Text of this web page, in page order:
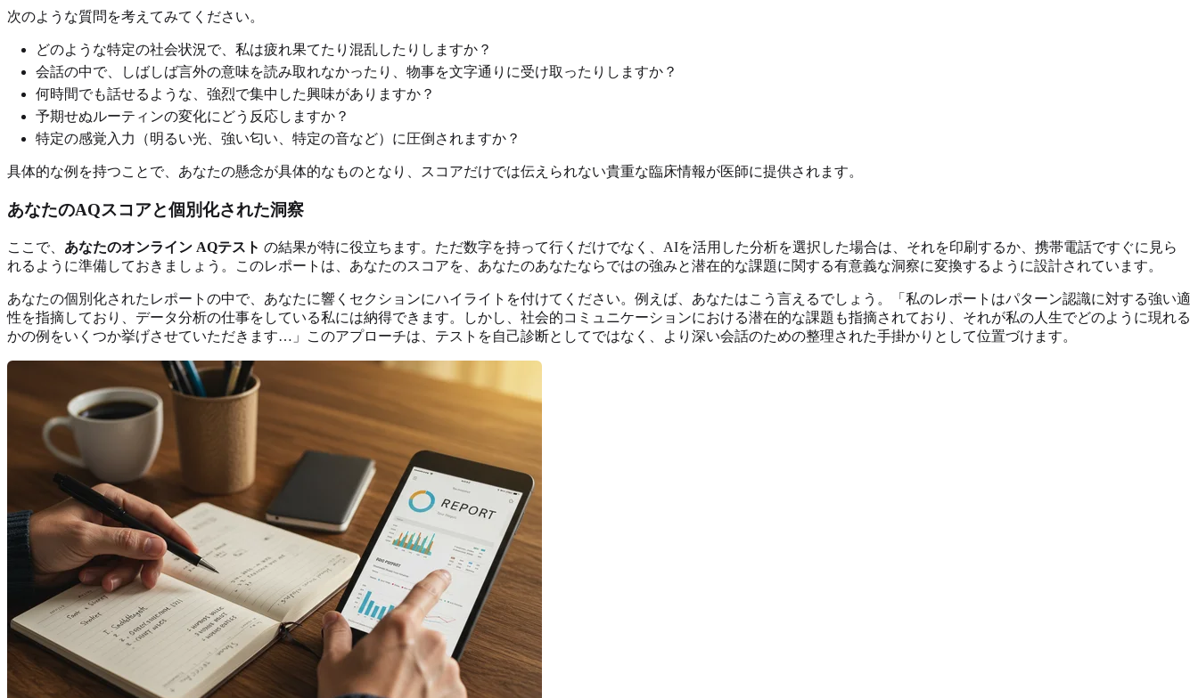
次のような質問を考えてみてください。
どのような特定の社会状況で、私は疲れ果てたり混乱したりしますか？
会話の中で、しばしば言外の意味を読み取れなかったり、物事を文字通りに受け取ったりしますか？
何時間でも話せるような、強烈で集中した興味がありますか？
予期せぬルーティンの変化にどう反応しますか？
特定の感覚入力（明るい光、強い匂い、特定の音など）に圧倒されますか？
具体的な例を持つことで、あなたの懸念が具体的なものとなり、スコアだけでは伝えられない貴重な臨床情報が医師に提供されます。
あなたのAQスコアと個別化された洞察
ここで、 あなたのオンライン AQテスト の結果が特に役立ちます。ただ数字を持って行くだけでなく、AIを活用した分析を選択した場合は、それを印刷するか、携帯電話ですぐに見ら
れるように準備しておきましょう。このレポートは、あなたのスコアを、あなたのあなたならではの強みと潜在的な課題に関する有意義な洞察に変換するように設計されています。
あなたの個別化されたレポート の中で、あなたに響くセクションにハイライトを付けてください。例えば、あなたはこう言えるでしょう。「私のレポートはパターン認識に対する強い適
性を指摘しており、データ分析の仕事をしている私には納得できます。しかし、社会的コミュニケーションにおける潜在的な課題も指摘されており、それが私の人生でどのように現れる
かの例をいくつか挙げさせていただきます…」このアプローチは、テストを自己診断としてではなく、より深い会話のための整理された手掛かりとして位置づけます。